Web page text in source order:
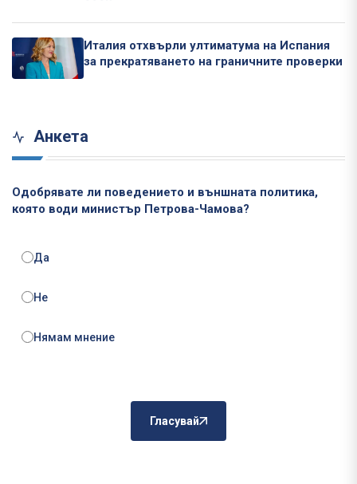
Италия отхвърли ултиматума на Испания
за прекратяването на граничните проверки
Анкета
Одобрявате ли поведението и външната политика,
която води министър Петрова-Чамова?
Да
Не
Нямам мнение
Гласувай